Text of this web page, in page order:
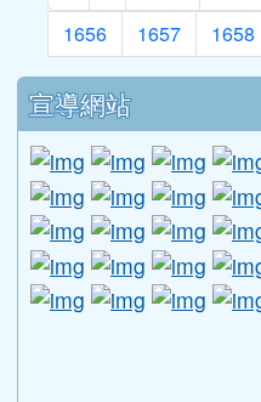
2015-12-01 重要
「桃
任要點」 (訪客/ 595 /人事室
2015-12-01
立法與實務」數位課程
544 /人事室公告)
2015-12-01 公告
國立
學分班及非學分班招生
«第一頁上一頁1651 1652